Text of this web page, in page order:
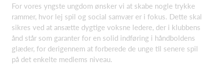
For vores yngste ungdom ønsker vi at skabe nogle trykke
rammer, hvor lej spil og social samvær er i fokus. Dette skal
sikres ved at ansætte dygtige voksne ledere, der i klubbens
ånd står som garanter for en solid indføring i håndboldens
glæder, for derigennem at forberede de unge til senere spil
på det enkelte medlems niveau.